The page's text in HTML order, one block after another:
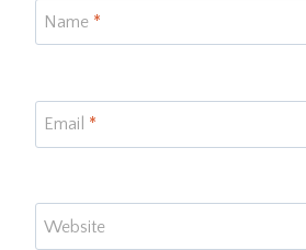
Name *
Email *
Website